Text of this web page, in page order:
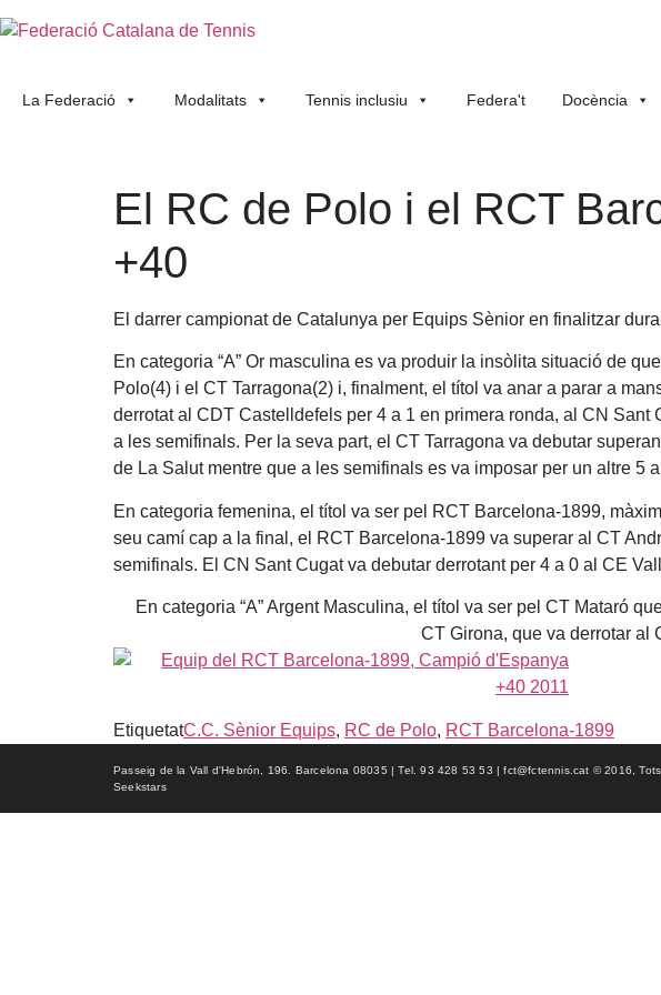
La Federació Modalitats Tennis inclusiu Federa't Docència
El RC de Polo i el RCT
+40
El darrer campionat de Catalunya per Equips Sènior en finalitzar
En categoria “A” Or masculina es va produir la insòlita situació de
Polo(4) i el CT Tarragona(2) i, finalment, el títol va anar a parar a
derrotat al CDT Castelldefels per 4 a 1 en primera ronda, al CN
a les semifinals. Per la seva part, el CT Tarragona va debutar
de La Salut mentre que a les semifinals es va imposar per un altre 5
En categoria femenina, el títol va ser pel RCT Barcelona-1899,
seu camí cap a la final, el RCT Barcelona-1899 va superar al CT
semifinals. El CN Sant Cugat va debutar derrotant per 4 a 0 al CE
En categoria “A” Argent Masculina, el títol va ser pel CT Mataró
CT Girona, que va derrotar al
EtiquetatC.C. Sènior Equips, RC de Polo, RCT Barcelona-1899
Passeig de la Vall d'Hebrón, 196. Barcelona 08035 | Tel. 93 428 53 53 | fct@fctennis.cat © 2016,
Seekstars